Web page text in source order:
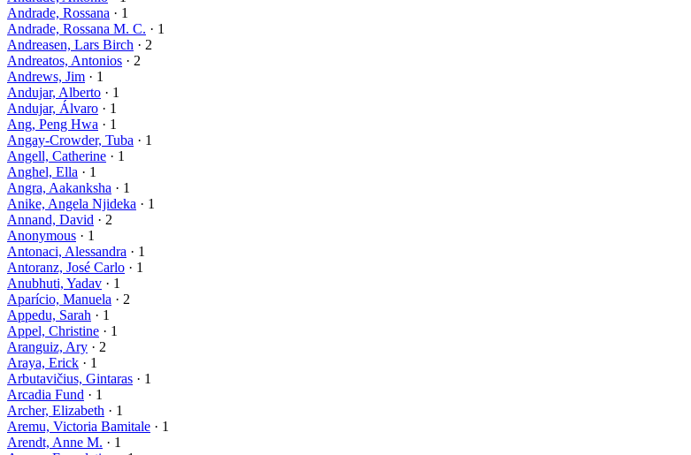
Andrade, Rossana · 1
Andrade, Rossana M. C. · 1
Andreasen, Lars Birch · 2
Andreatos, Antonios · 2
Andrews, Jim · 1
Andujar, Alberto · 1
Andujar, Álvaro · 1
Ang, Peng Hwa · 1
Angay-Crowder, Tuba · 1
Angell, Catherine · 1
Anghel, Ella · 1
Angra, Aakanksha · 1
Anike, Angela Njideka · 1
Annand, David · 2
Anonymous · 1
Antonaci, Alessandra · 1
Antoranz, José Carlo · 1
Anubhuti, Yadav · 1
Aparício, Manuela · 2
Appedu, Sarah · 1
Appel, Christine · 1
Aranguiz, Ary · 2
Araya, Erick · 1
Arbutavičius, Gintaras · 1
Arcadia Fund · 1
Archer, Elizabeth · 1
Aremu, Victoria Bamitale · 1
Arendt, Anne M. · 1